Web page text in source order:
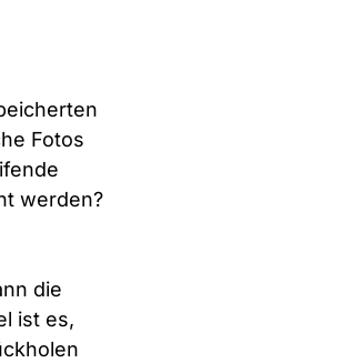
Fotos
werden?
die
ist es,